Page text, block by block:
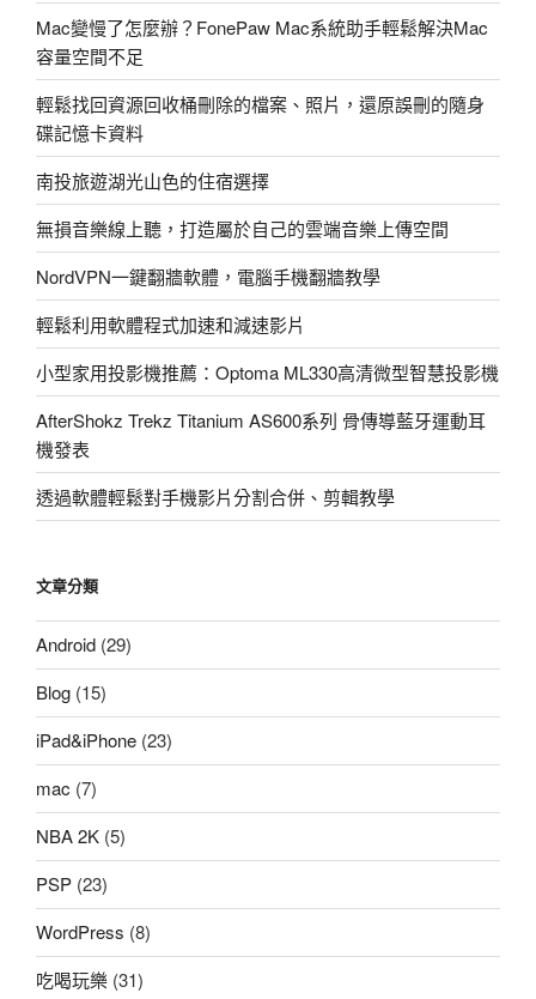
空
間!〉
Mac變慢了怎麼辦？FonePaw Mac系統助手輕鬆解決Mac
容量空間不足
輕鬆找回資源回收桶刪除的檔案、照片，還原誤刪的隨身
碟記憶卡資料
南投旅遊湖光山色的住宿選擇
無損音樂線上聽，打造屬於自己的雲端音樂上傳空間
NordVPN一鍵翻牆軟體，電腦手機翻牆教學
輕鬆利用軟體程式加速和減速影片
小型家用投影機推薦：Optoma ML330高清微型智慧投影機
AfterShokz Trekz Titanium AS600系列 骨傳導藍牙運動耳
機發表
透過軟體輕鬆對手機影片分割合併、剪輯教學
文章分類
Android (29)
Blog (15)
iPad&iPhone (23)
mac (7)
NBA 2K (5)
PSP (23)
WordPress (8)
吃喝玩樂 (31)